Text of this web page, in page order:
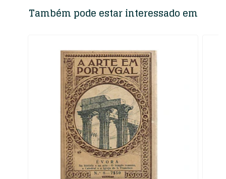
Também pode estar interessado em